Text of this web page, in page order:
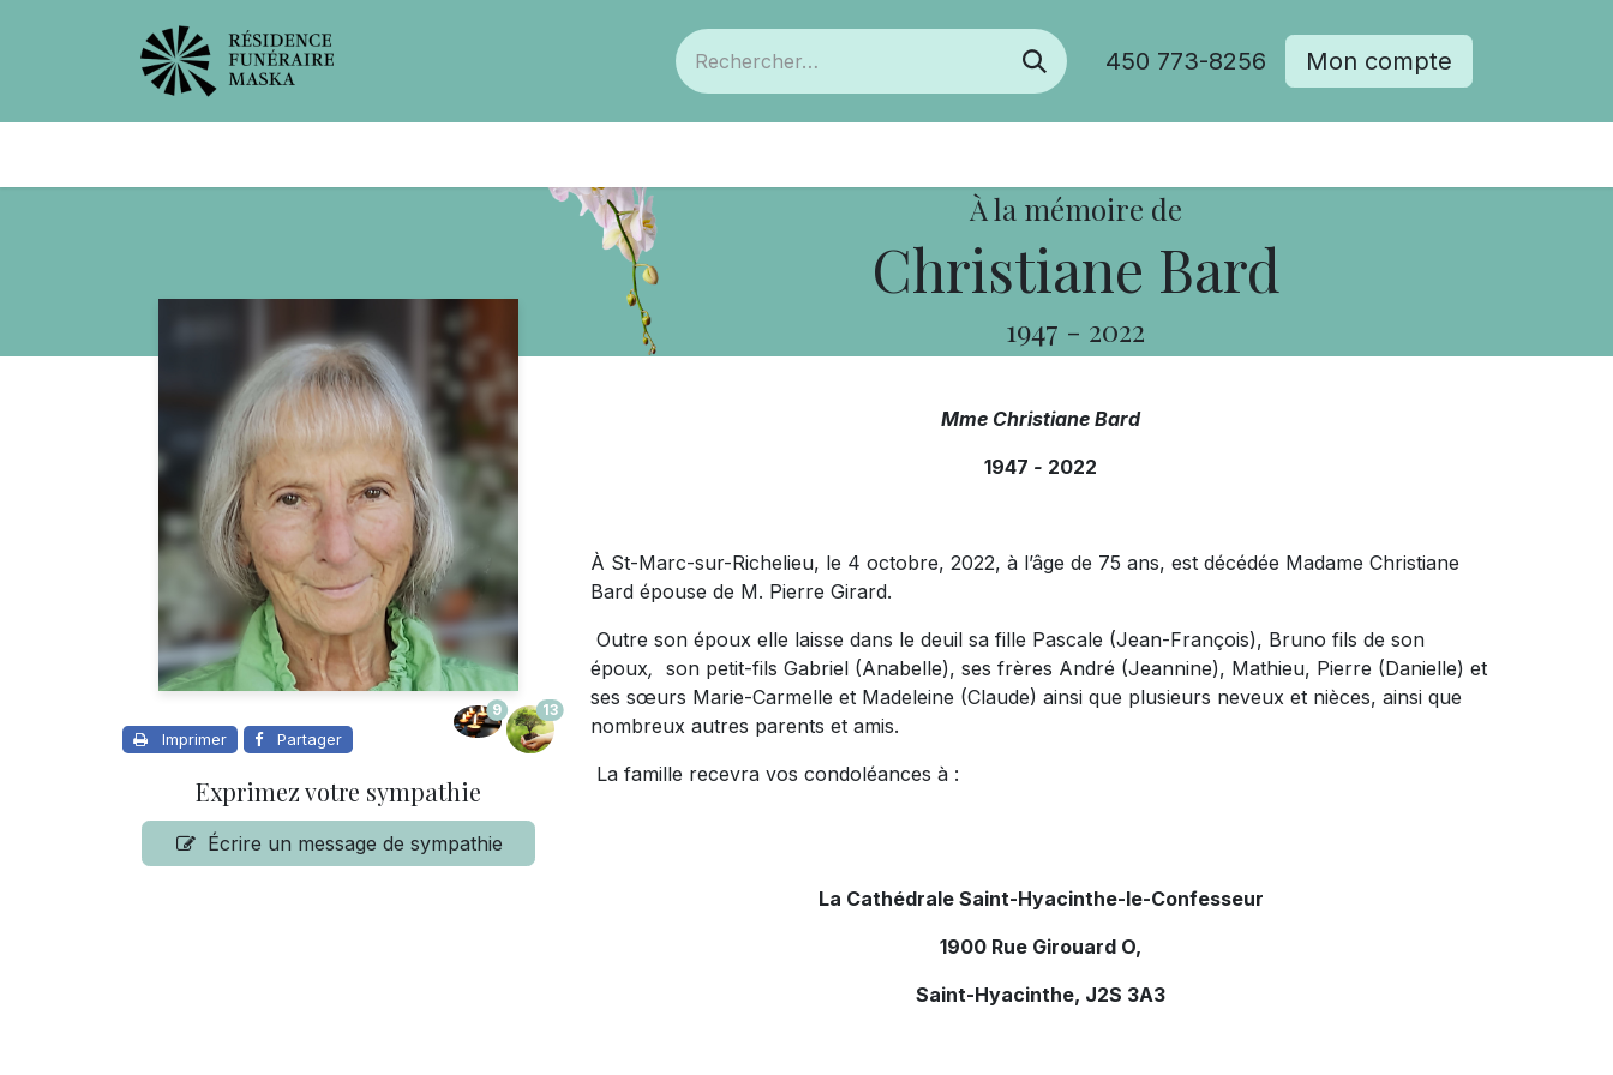
450 773-8256 Mon compte
À la mémoire de
Christiane Bard
1947 - 2022
Imprimer Partager
9 13
Exprimez votre sympathie
Écrire un message de sympathie
Mme Christiane Bard
1947 - 2022
À St-Marc-sur-Richelieu, le 4 octobre, 2022, à l’âge de 75 ans, est décédée Madame Christiane
Bard épouse de M. Pierre Girard.
Outre son époux elle laisse dans le deuil sa fille Pascale (Jean-François), Bruno fils de son
époux, son petit-fils Gabriel (Anabelle), ses frères André (Jeannine), Mathieu, Pierre (Danielle) et
ses sœurs Marie-Carmelle et Madeleine (Claude) ainsi que plusieurs neveux et nièces, ainsi que
nombreux autres parents et amis.
La famille recevra vos condoléances à :
La Cathédrale Saint-Hyacinthe-le-Confesseur
1900 Rue Girouard O,
Saint-Hyacinthe, J2S 3A3